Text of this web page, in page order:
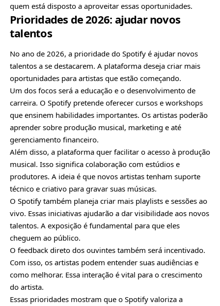
quem está disposto a aproveitar essas oportunidades.
Prioridades de 2026: ajudar novos
talentos
No ano de 2026, a prioridade do Spotify é ajudar novos
talentos a se destacarem. A plataforma deseja criar mais
oportunidades para artistas que estão começando.
Um dos focos será a educação e o desenvolvimento de
carreira. O Spotify pretende oferecer cursos e workshops
que ensinem habilidades importantes. Os artistas poderão
aprender sobre produção musical, marketing e até
gerenciamento financeiro.
Além disso, a plataforma quer facilitar o acesso à produção
musical. Isso significa colaboração com estúdios e
produtores. A ideia é que novos artistas tenham suporte
técnico e criativo para gravar suas músicas.
O Spotify também planeja criar mais playlists e sessões ao
vivo. Essas iniciativas ajudarão a dar visibilidade aos novos
talentos. A exposição é fundamental para que eles
cheguem ao público.
O feedback direto dos ouvintes também será incentivado.
Com isso, os artistas podem entender suas audiências e
como melhorar. Essa interação é vital para o crescimento
do artista.
Essas prioridades mostram que o Spotify valoriza a